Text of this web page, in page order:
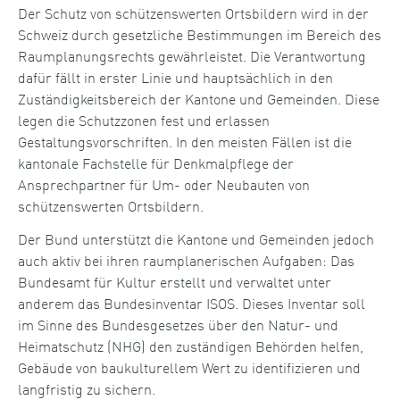
Der Schutz von schützenswerten Ortsbildern wird in der
Schweiz durch gesetzliche Bestimmungen im Bereich des
Raumplanungsrechts gewährleistet. Die Verantwortung
dafür fällt in erster Linie und hauptsächlich in den
Zuständigkeitsbereich der Kantone und Gemeinden. Diese
legen die Schutzzonen fest und erlassen
Gestaltungsvorschriften. In den meisten Fällen ist die
kantonale Fachstelle für Denkmalpflege der
Ansprechpartner für Um- oder Neubauten von
schützenswerten Ortsbildern.
Der Bund unterstützt die Kantone und Gemeinden jedoch
auch aktiv bei ihren raumplanerischen Aufgaben: Das
Bundesamt für Kultur erstellt und verwaltet unter
anderem das Bundesinventar ISOS. Dieses Inventar soll
im Sinne des Bundesgesetzes über den Natur- und
Heimatschutz (NHG) den zuständigen Behörden helfen,
Gebäude von baukulturellem Wert zu identifizieren und
langfristig zu sichern.